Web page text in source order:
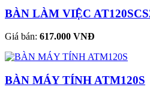
BÀN LÀM VIỆC
Giá bán: 617.000 VNĐ
BÀN MÁY TÍNH ATM120S